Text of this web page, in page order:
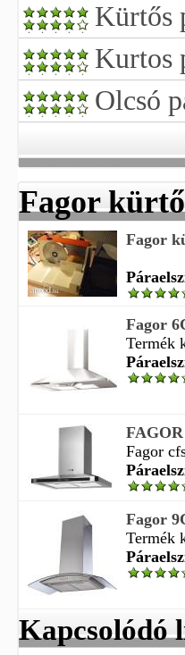
Kürtős
Kurtos
Olcsó
Fagor
Fagor
Fagor
Termék
Fagor
Fagor
Termék
Kapcsolódó